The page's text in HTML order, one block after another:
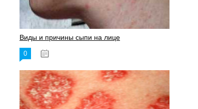
Виды и причины сыпи на лице
0